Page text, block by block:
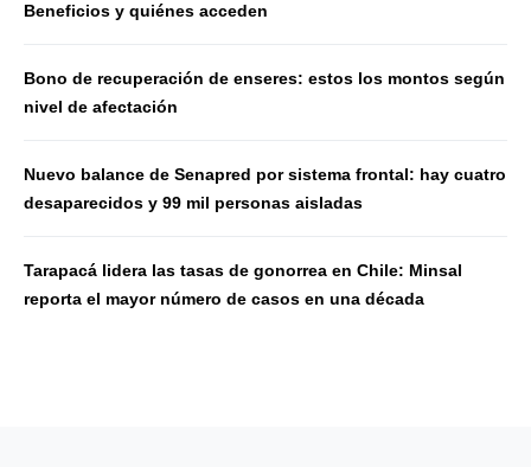
Beneficios y quiénes acceden
Bono de recuperación de enseres: estos los montos según
nivel de afectación
Nuevo balance de Senapred por sistema frontal: hay cuatro
desaparecidos y 99 mil personas aisladas
Tarapacá lidera las tasas de gonorrea en Chile: Minsal
reporta el mayor número de casos en una década